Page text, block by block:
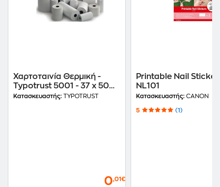
Χαρτοταινία Θερμική -
Typotrust 5001 - 37 x 50
mm
Κατασκευαστής: TYPOTRUST
0,01€
Printable Nail
NL101
Κατασκευαστής: CANON
5 (1)